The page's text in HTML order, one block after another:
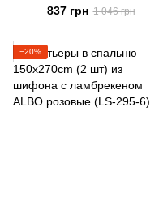
ламбрекеном, ламбрекены на
окна Фиолетовые (LS-295-21)
837 грн 1 046 грн
−20%